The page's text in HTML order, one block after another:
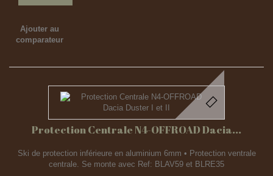
Ajouter au
comparateur
Protection Centrale N4-OFFROAD Dacia...
Ski de protection inférieure en aluminium 6mm • Protection ventrale
centrale. Se monte avec Ref: BLAV59 et BLRE35